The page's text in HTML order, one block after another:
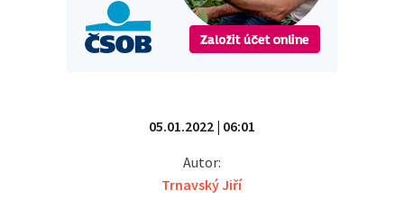
05.01.2022 | 06:01
Autor:
Trnavský Jiří